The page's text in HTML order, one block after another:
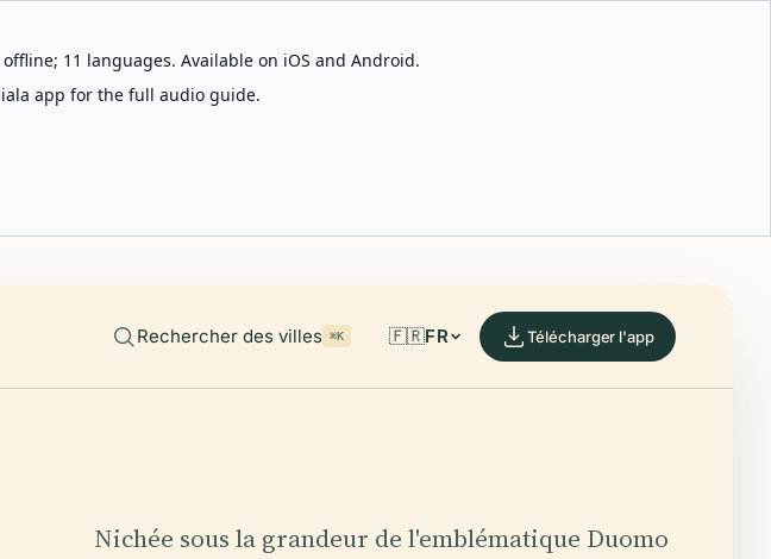
11 languages. Available on iOS and Android.
app for the full audio guide.
Rechercher des villes ⌘K 🇫🇷FR Télécharger l'app
Nichée sous la grandeur de l'emblématique Duomo